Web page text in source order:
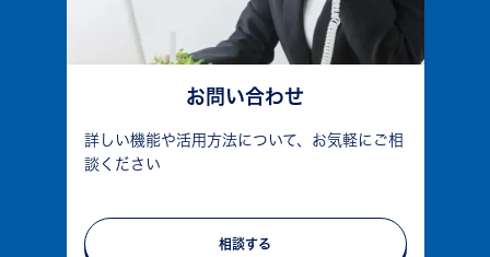
お問い合わせ
詳しい機能や活用方法について、お気軽にご相
談ください
相談する